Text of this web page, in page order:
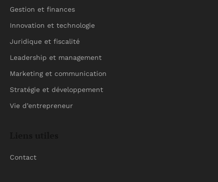
Gestion et finances
Innovation et technologie
Juridique et fiscalité
Leadership et management
Marketing et communication
Stratégie et développement
Vie d’entrepreneur
Contact